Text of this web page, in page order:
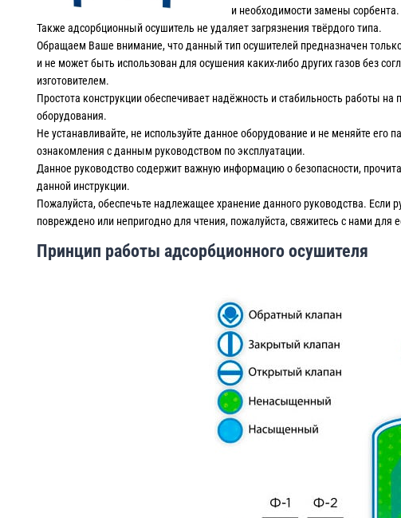
и необходимости замены сорбента.
Также адсорбционный осушитель не удаляет загрязнения твёрдого типа.
Обращаем Ваше внимание, что данный тип осушителей предназначен
и не может быть использован для осушения каких-либо других газов без
изготовителем.
Простота конструкции обеспечивает надёжность и стабильность работы на
оборудования.
Не устанавливайте, не используйте данное оборудование и не меняйте его
ознакомления с данным руководством по эксплуатации.
Данное руководство содержит важную информацию о безопасности,
данной инструкции.
Пожалуйста, обеспечьте надлежащее хранение данного руководства. Если
повреждено или непригодно для чтения, пожалуйста, свяжитесь с нами для
Принцип работы адсорбционного осушителя